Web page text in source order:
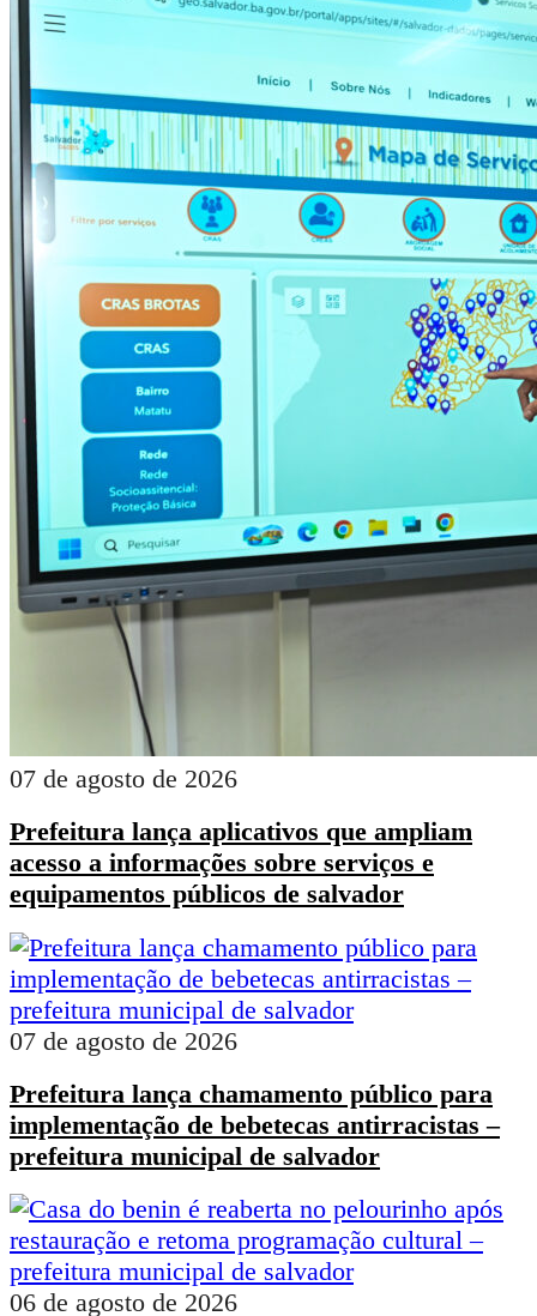
07 de agosto de 2026
Prefeitura lança aplicativos que ampliam
acesso a informações sobre serviços e
equipamentos públicos de salvador
07 de agosto de 2026
Prefeitura lança chamamento público para
implementação de bebetecas antirracistas –
prefeitura municipal de salvador
06 de agosto de 2026